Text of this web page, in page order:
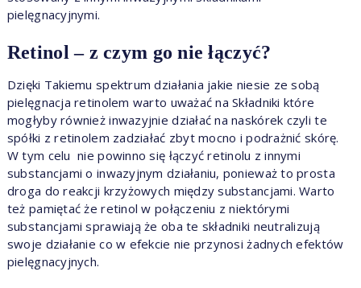
pielęgnacyjnymi.
Retinol – z czym go nie łączyć?
Dzięki Takiemu spektrum działania jakie niesie ze sobą
pielęgnacja retinolem warto uważać na Składniki które
mogłyby również inwazyjnie działać na naskórek czyli te
spółki z retinolem zadziałać zbyt mocno i podrażnić skórę.
W tym celu nie powinno się łączyć retinolu z innymi
substancjami o inwazyjnym działaniu, ponieważ to prosta
droga do reakcji krzyżowych między substancjami. Warto
też pamiętać że retinol w połączeniu z niektórymi
substancjami sprawiają że oba te składniki neutralizują
swoje działanie co w efekcie nie przynosi żadnych efektów
pielęgnacyjnych.